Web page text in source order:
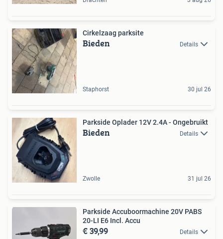
Cirkelzaag parksite
Bieden Details
Staphorst 30 jul 26
Parkside Oplader 12V 2.4A - Ongebruikt
Bieden Details
Zwolle 31 jul 26
Parkside Accuboormachine 20V PABS
20-LI E6 Incl. Accu
€ 39,99 Details